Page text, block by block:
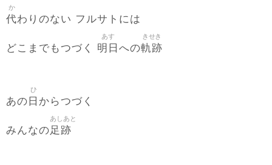
代
か
わりのない フルサトには
どこまでもつづく 明日
あす
への軌跡
きせき
あの 日
ひ
からつづく
みんなの足跡
あしあと